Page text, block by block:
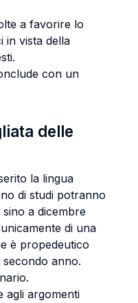
a favorire lo
in vista della
con un
delle
la lingua
di studi potranno
sino a dicembre
di una
è propedeutico
anno.
agli argomenti